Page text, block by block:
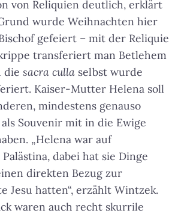
von Reliquien deutlich, erklärt
wurde Weihnachten hier
gefeiert – mit der Reliquie
transferiert man Betlehem
die sacra culla selbst wurde
Kaiser-Mutter Helena soll
mindestens genauso
Souvenir mit in die Ewige
„Helena war auf
dabei hat sie Dinge
direkten Bezug zur
Jesu hatten“, erzählt Wintzek.
waren auch recht skurrile